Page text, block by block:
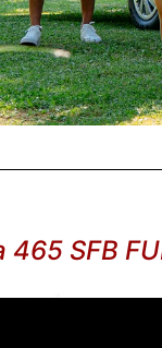
465 SFB